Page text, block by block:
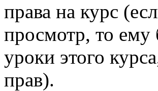
права на курс
просмотр, то ему
уроки этого
прав).